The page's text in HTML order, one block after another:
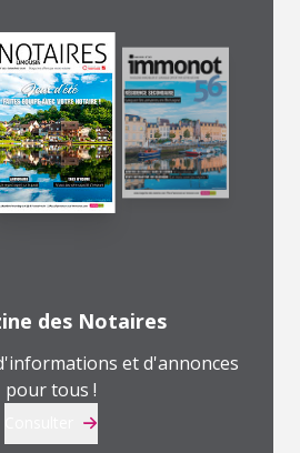
des Notaires
et d'annonces
pour tous !